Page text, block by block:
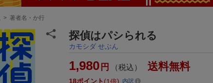
> 著者名・か行
探偵はパシられる
カモシダ せぶん
1,980 円 （税込） 送料無料
18ポイント 内訳